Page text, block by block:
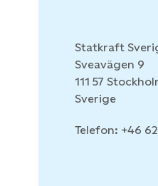
Statkraft
Sveavägen 9
111 57
Sverige
Telefon: +46